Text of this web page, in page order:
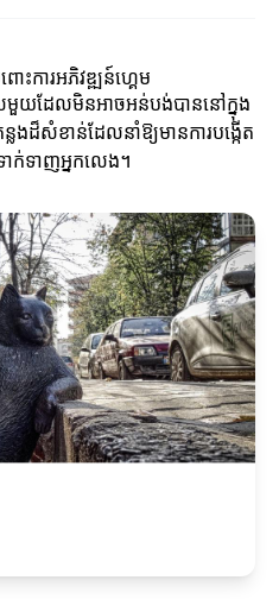
ោះការអភិវឌ្ឍន៍ហ្គេម
លមួយដែលមិនអាចអន់បង់បាននៅក្នុង
ងដ៏សំខាន់ដែលនាំឱ្យមានការបង្កើត
ក់ទាញអ្នកលេង។